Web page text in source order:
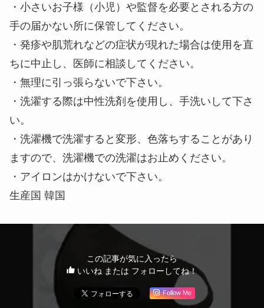
・小さいお子様（小児）や監督を必要とされる方の
手の届かない所に保管してください。
・発疹や肌荒れなどの症状が現れた場合は使用を直
ちに中止し、医師に相談してください。
・無理に引っ張らないで下さい。
・洗濯する際は中性洗剤を使用し、手洗いして下さ
い。
・洗濯機で洗濯すると変形、色落ちすることがあり
ますので、洗濯機での洗濯はお止めください。
・アイロンはかけないで下さい。
生産国 韓国
この記事が気に入ったら
いいね または フォローしてね！
Follow Me